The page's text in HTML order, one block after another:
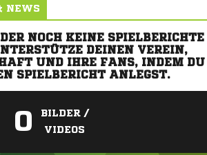
NEWS
NOCH KEINE SPIELBERICHTE
DEINEN VEREIN,
UND IHRE FANS, INDEM DU
SPIELBERICHT ANLEGST.
0
BILDER /
VIDEOS